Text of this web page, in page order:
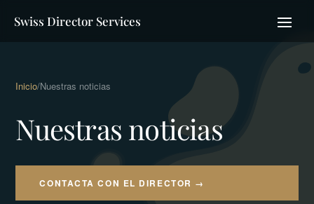
Swiss Director Services
Inicio/Nuestras noticias
Nuestras noticias
CONTACTA CON EL DIRECTOR →